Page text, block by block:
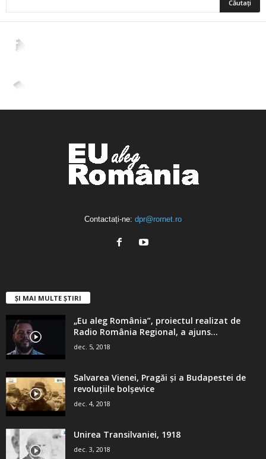
2,265
4,400
Contactați-ne: dpr@rornet.ro
ȘI MAI MULTE ȘTIRI
„Eu aleg România”, proiectul realizat de
Radio România Regional, a ajuns...
dec. 5, 2018
Salvarea Vienei, Pragăi şi a Budapestei de
revoluţiile bolşevice
dec. 4, 2018
Unirea Transilvaniei, 1918
dec. 3, 2018